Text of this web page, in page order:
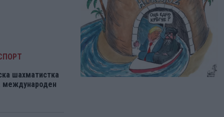
шахматистка
международен